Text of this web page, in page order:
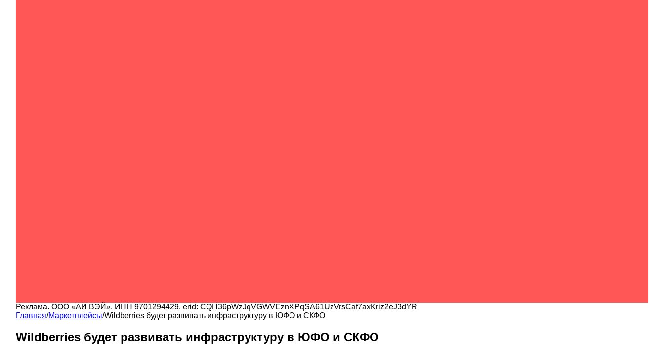
Реклама. ООО «АИ ВЭЙ», ИНН 9701294429, erid: CQH36pWzJqVGWVEznXPqSA61UzVrsCaf7axKriz2eJ3dYR
Главная/Маркетплейсы/Wildberries будет развивать инфраструктуру в ЮФО и СКФО
Wildberries будет развивать инфраструктуру в ЮФО и СКФО